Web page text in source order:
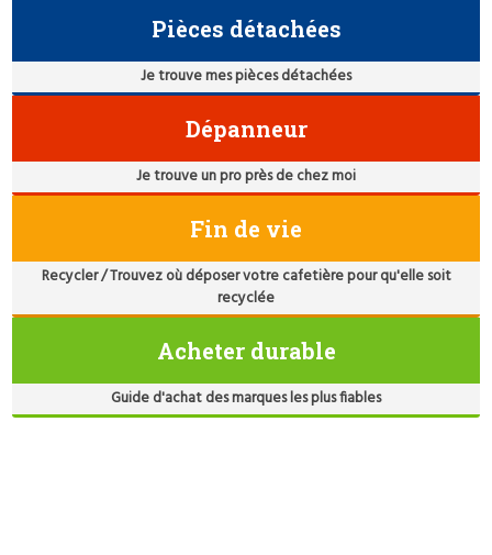
Pièces détachées
Je trouve mes pièces détachées
Dépanneur
Je trouve un pro près de chez moi
Fin de vie
Recycler / Trouvez où déposer votre cafetière pour qu'elle soit
recyclée
Acheter durable
Guide d'achat des marques les plus fiables